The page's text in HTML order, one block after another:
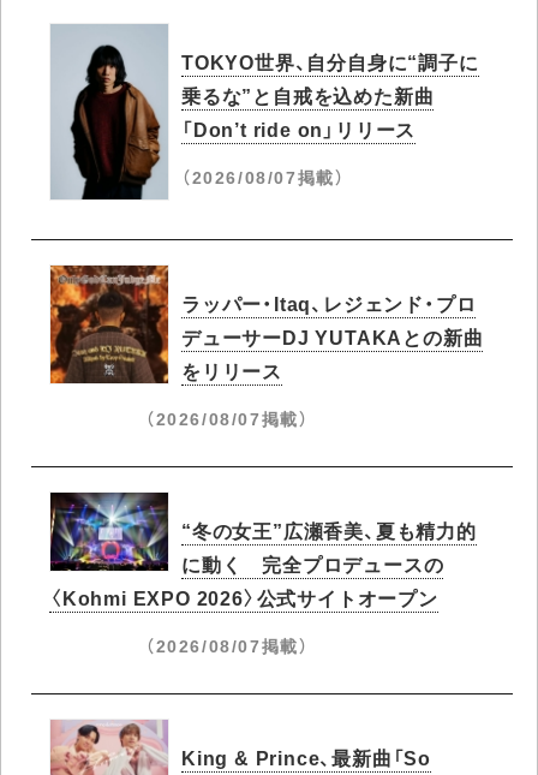
TOKYO世界、自分自身に“調子に
乗るな”と自戒を込めた新曲
「Don’t ride on」リリース
（2026/08/07掲載）
ラッパー・Itaq、レジェンド・プロ
デューサーDJ YUTAKAとの新曲
をリリース
（2026/08/07掲載）
“冬の女王”広瀬香美、夏も精力的
に動く 完全プロデュースの
〈Kohmi EXPO 2026〉公式サイトオープン
（2026/08/07掲載）
King & Prince、最新曲「So